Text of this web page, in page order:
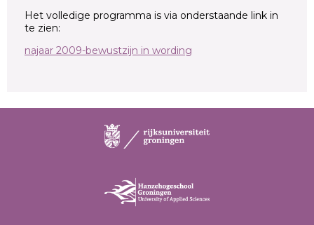
Het volledige programma is via onderstaande link in
te zien:
najaar 2009-bewustzijn in wording